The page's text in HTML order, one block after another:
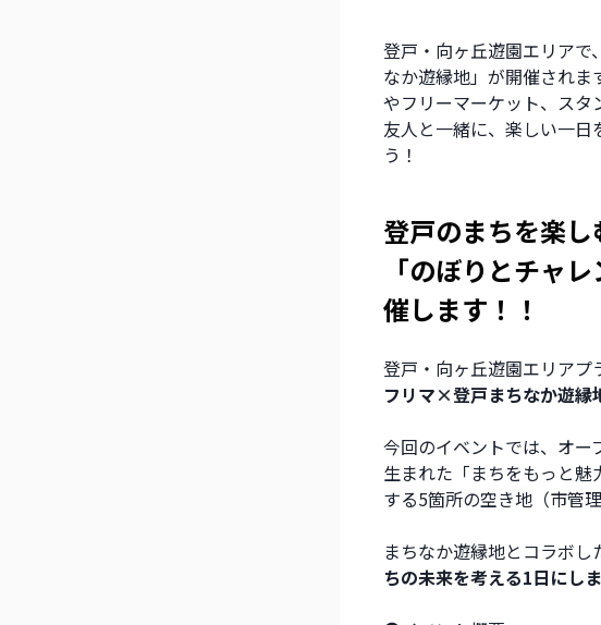
登戸・向ヶ丘遊園エリア
なか遊縁地」が開催され
やフリーマーケット、スタ
友人と一緒に、楽しい一
う！
登戸のまちを楽し
「のぼりとチャ
催します！！
登戸・向ヶ丘遊園エリアプ
フリマ×登戸まちなか遊縁
今回のイベントでは、オー
生まれた「まちをもっと
する5箇所の空き地（市管
まちなか遊縁地とコラボし
ちの未来を考える1日にし